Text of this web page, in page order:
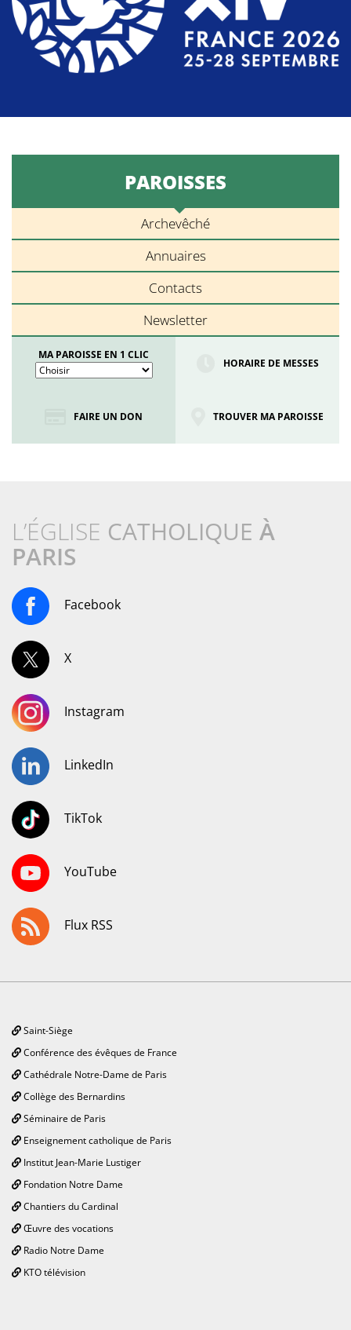
PAROISSES
Archevêché
Annuaires
Contacts
Newsletter
MA PAROISSE EN 1 CLIC
HORAIRE DE MESSES
FAIRE UN DON TROUVER MA PAROISSE
L’ÉGLISE CATHOLIQUE À
PARIS
Facebook
X
Instagram
LinkedIn
TikTok
YouTube
Flux RSS
Saint-Siège
Conférence des évêques de France
Cathédrale Notre-Dame de Paris
Collège des Bernardins
Séminaire de Paris
Enseignement catholique de Paris
Institut Jean-Marie Lustiger
Fondation Notre Dame
Chantiers du Cardinal
Œuvre des vocations
Radio Notre Dame
KTO télévision